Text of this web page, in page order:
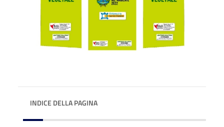
INDICE DELLA PAGINA